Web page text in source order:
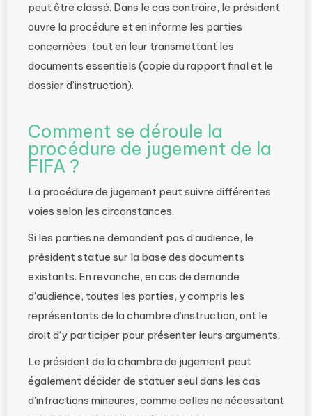
peut être classé. Dans le cas contraire, le président
ouvre la procédure et en informe les parties
concernées, tout en leur transmettant les
documents essentiels (copie du rapport final et le
dossier d’instruction).
Comment se déroule la
procédure de jugement de la
FIFA ?
La procédure de jugement peut suivre différentes
voies selon les circonstances.
Si les parties ne demandent pas d’audience, le
président statue sur la base des documents
existants. En revanche, en cas de demande
d’audience, toutes les parties, y compris les
représentants de la chambre d’instruction, ont le
droit d’y participer pour présenter leurs arguments.
Le président de la chambre de jugement peut
également décider de statuer seul dans les cas
d’infractions mineures, comme celles ne nécessitant